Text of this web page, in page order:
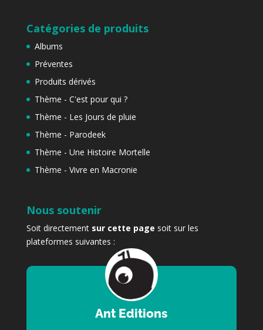
Catégories de produits
Albums
Préventes
Produits dérivés
Thème - C'est pour qui ?
Thème - Les Jours de pluie
Thème - Parodeek
Thème - Une Histoire Mortelle
Thème - Vivre en Macronie
Nous soutenir
Soit directement sur cette page soit sur les
plateformes suivantes :
Ant Editions